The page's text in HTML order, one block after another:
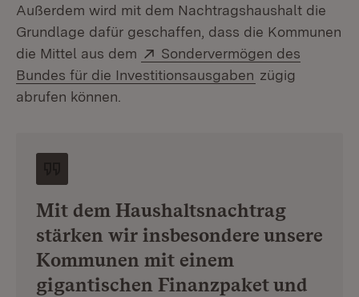
Außerdem wird mit dem Nachtragshaushalt die
Grundlage dafür geschaffen, dass die Kommunen
die Mittel aus dem
Extern:
Sondervermögen des
Bundes für die Investitionsausgaben (Öffnet in
zügig
abrufen können.
Mit dem Haushaltsnachtrag
stärken wir insbesondere unsere
Kommunen mit einem
gigantischen Finanzpaket und